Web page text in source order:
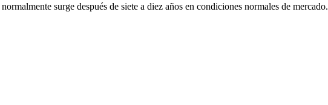
surge después de siete a diez años en condiciones normales de mercado.